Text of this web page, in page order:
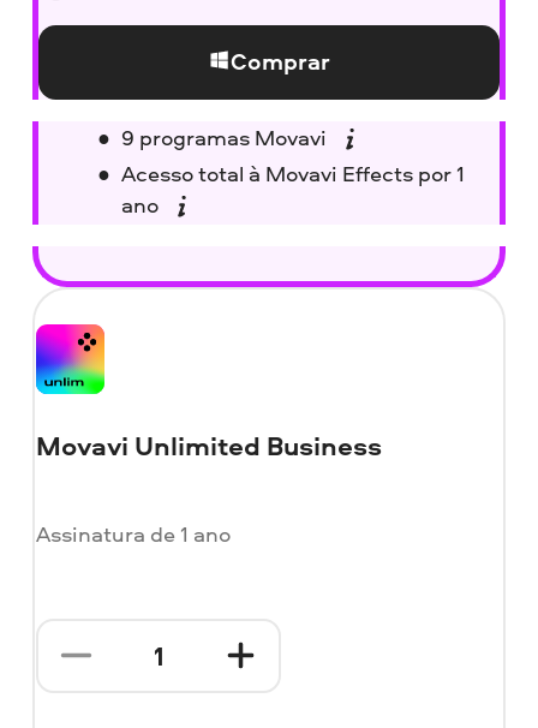
Comprar
9 programas Movavi
Acesso total à Movavi Effects por 1
ano
Movavi Unlimited Business
Assinatura de 1 ano